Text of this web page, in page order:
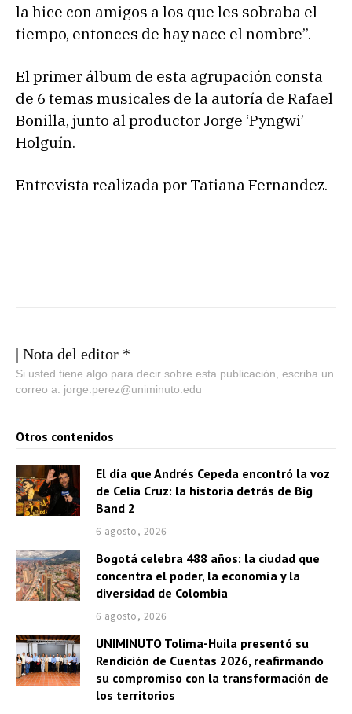
la hice con amigos a los que les sobraba el
tiempo, entonces de hay nace el nombre”.
El primer álbum de esta agrupación consta
de 6 temas musicales de la autoría de Rafael
Bonilla, junto al productor Jorge ‘Pyngwi’
Holguín.
Entrevista realizada por Tatiana Fernandez.
| Nota del editor *
Si usted tiene algo para decir sobre esta publicación, escriba un
correo a: jorge.perez@uniminuto.edu
Otros contenidos
El día que Andrés Cepeda encontró la voz
de Celia Cruz: la historia detrás de Big
Band 2
6 agosto, 2026
Bogotá celebra 488 años: la ciudad que
concentra el poder, la economía y la
diversidad de Colombia
6 agosto, 2026
UNIMINUTO Tolima-Huila presentó su
Rendición de Cuentas 2026, reafirmando
su compromiso con la transformación de
los territorios